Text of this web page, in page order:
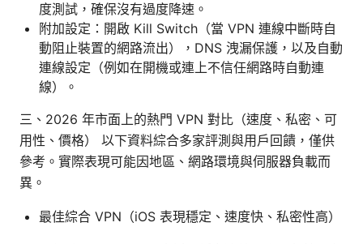
度測試，確保沒有過度降速。
附加設定：開啟 Kill Switch（當 VPN 連線中斷時自
動阻止裝置的網路流出），DNS 洩漏保護，以及自動
連線設定（例如在開機或連上不信任網路時自動連
線）。
三、2026 年市面上的熱門 VPN 對比（速度、私密、可
用性、價格） 以下資料綜合多家評測與用戶回饋，僅供
參考。實際表現可能因地區、網路環境與伺服器負載而
異。
最佳綜合 VPN（iOS 表現穩定、速度快、私密性高）